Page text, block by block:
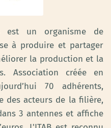
est un organisme de
à produire et partager
la production et la
Association créée en
70 adhérents,
des acteurs de la filière,
3 antennes et affiche